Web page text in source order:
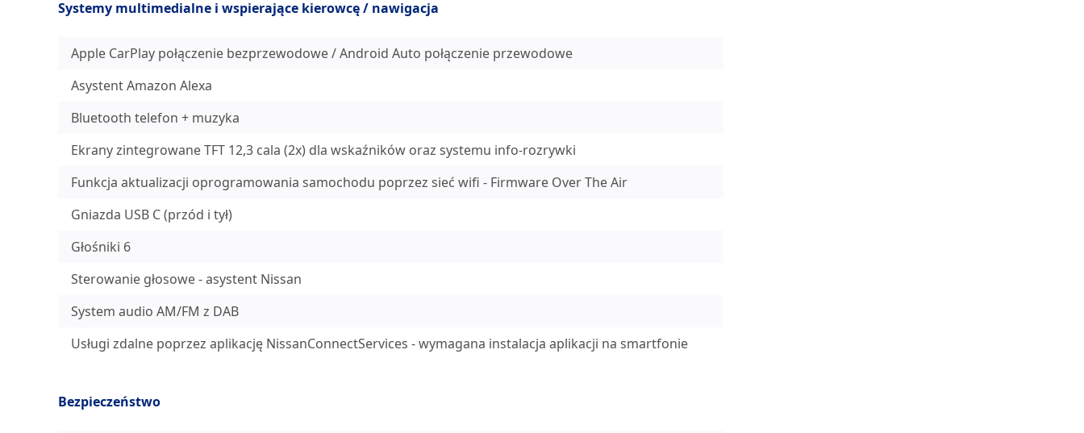
Systemy multimedialne i wspierające kierowcę / nawigacja
Apple CarPlay połączenie bezprzewodowe / Android Auto połączenie przewodowe
Asystent Amazon Alexa
Bluetooth telefon + muzyka
Ekrany zintegrowane TFT 12,3 cala (2x) dla wskaźników oraz systemu info-rozrywki
Funkcja aktualizacji oprogramowania samochodu poprzez sieć wifi - Firmware Over The Air
Gniazda USB C (przód i tył)
Głośniki 6
Sterowanie głosowe - asystent Nissan
System audio AM/FM z DAB
Usługi zdalne poprzez aplikację NissanConnectServices - wymagana instalacja aplikacji na smartfonie
Bezpieczeństwo